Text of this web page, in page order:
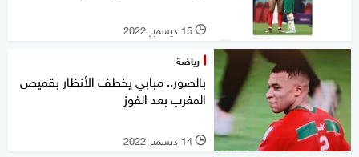
l 15 ديسمبر 2022
رياضة
بالصور.. مبابي يخطف الأنظار بقميص
المغرب بعد الفوز
l 14 ديسمبر 2022